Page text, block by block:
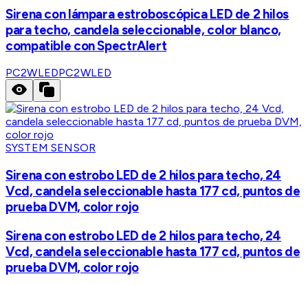
Sirena con lámpara estroboscópica LED de 2 hilos
para techo, candela seleccionable, color blanco,
compatible con SpectrAlert
PC2WLEDPC2WLED
SYSTEM SENSOR
Sirena con estrobo LED de 2 hilos para techo, 24
Vcd, candela seleccionable hasta 177 cd, puntos de
prueba DVM, color rojo
Sirena con estrobo LED de 2 hilos para techo, 24
Vcd, candela seleccionable hasta 177 cd, puntos de
prueba DVM, color rojo